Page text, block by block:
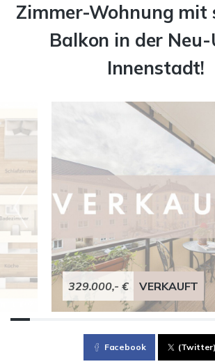
Zimmer-Wohnung mit
Balkon in der
Innenstadt!
329.000,- € VERKAUFT
Facebook (Twitter)